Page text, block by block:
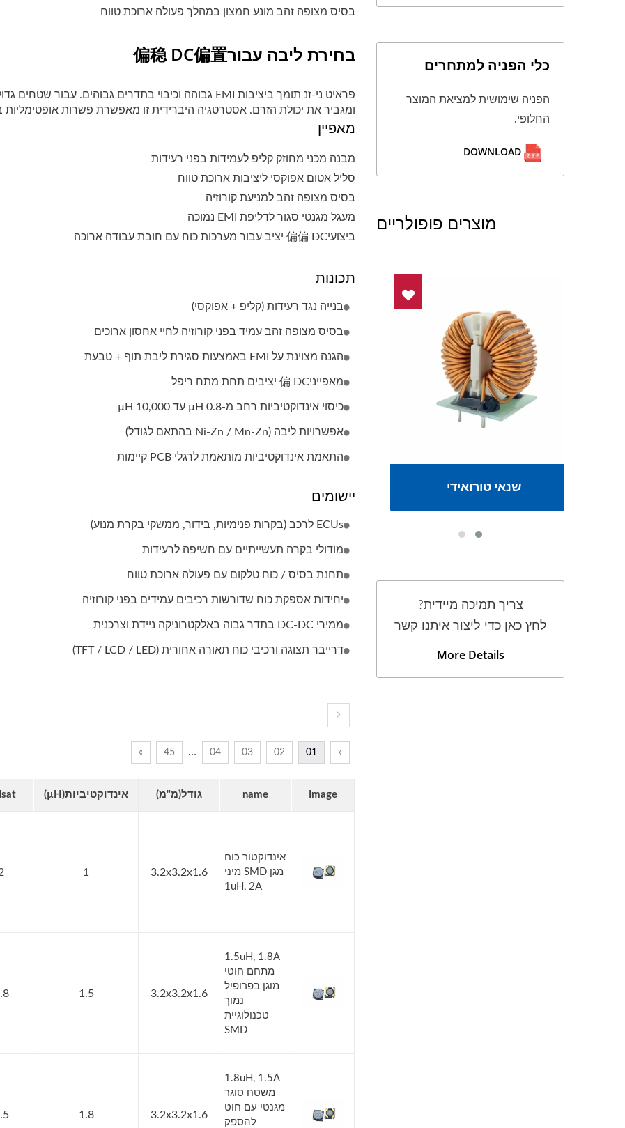
בסיס מצופה זהב מונע חמצון במהלך פעולה ארוכת טווח
בחירת ליבה עבור偏稳 DC偏置
ומגביר את יכולת הזרם. אסטרטגיה היברידית זו מאפשרת פשרות אופטימליות
מאפיין
מבנה מכני מחוזק קליפ לעמידות בפני רעידות
סליל אטום אפוקסי ליציבות ארוכת טווח
בסיס מצופה זהב למניעת קורוזיה
מעגל מגנטי סגור לדליפת EMI נמוכה
ביצועי偏偏 DC יציב עבור מערכות כוח עם חובת עבודה ארוכה
תכונות
בנייה נגד רעידות (קליפ + אפוקסי)
בסיס מצופה זהב עמיד בפני קורוזיה לחיי אחסון ארוכים
הגנה מצוינת על EMI באמצעות סגירת ליבת תוף + טבעת
מאפייני偏 DC יציבים תחת מתח ריפל
כיסוי אינדוקטיביות רחב מ-0.8 µH עד 10,000 µH
אפשרויות ליבה (Ni-Zn / Mn-Zn בהתאם לגודל)
התאמת אינדוקטיביות מותאמת לרגלי PCB קיימות
יישומים
ECUs לרכב (בקרות פנימיות, בידור, ממשקי בקרת מנוע)
מודולי בקרה תעשייתיים עם חשיפה לרעידות
תחנת בסיס / כוח טלקום עם פעולה ארוכת טווח
יחידות אספקת כוח שדורשות רכיבים עמידים בפני קורוזיה
ממירי DC-DC בתדר גבוה באלקטרוניקה ניידת וצרכנית
דרייבר תצוגה ורכיבי כוח תאורה אחורית (TFT / LCD / LED)
«
01
02
03
04
…
45
»
Image
name גודל(מ"מ) אינדוקטיביות(µH) Isat(א)
אינדוקטור כוח
מגן SMD מיני
1uH, 2A
3.2x3.2x1.6
1
1.5uH, 1.8A
מתחם חוטי
מוגן בפרופיל
נמוך
טכנולוגיית
SMD
3.2x3.2x1.6
1.5
1.8uH, 1.5A
משטח סוגר
מגנטי עם חוט
להספק
3.2x3.2x1.6
1.8
כלי הפניה למתחרים
הפניה שימושית למציאת המוצר
החלופי.
מוצרים פופולריים
שנאי טורואידי
צריך תמיכה מיידית?
לחץ כאן כדי ליצור איתנו קשר
More Details